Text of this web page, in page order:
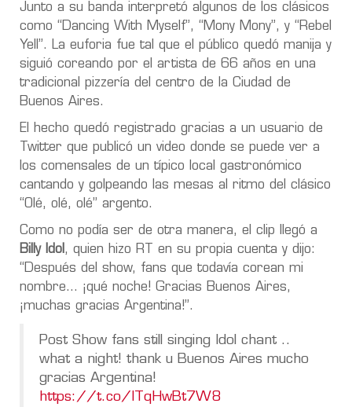
Junto a su banda interpretó algunos de los clásicos
como “Dancing With Myself”, “Mony Mony”, y “Rebel
Yell”. La euforia fue tal que el público quedó manija y
siguió coreando por el artista de 66 años en una
tradicional pizzería del centro de la Ciudad de
Buenos Aires.
El hecho quedó registrado gracias a un usuario de
Twitter que publicó un video donde se puede ver a
los comensales de un típico local gastronómico
cantando y golpeando las mesas al ritmo del clásico
“Olé, olé, olé” argento.
Como no podía ser de otra manera, el clip llegó a
Billy Idol , quien hizo RT en su propia cuenta y dijo:
“Después del show, fans que todavía corean mi
nombre… ¡qué noche! Gracias Buenos Aires,
¡muchas gracias Argentina!”.
Post Show fans still singing Idol chant ..
what a night! thank u Buenos Aires mucho
gracias Argentina!
https://t.co/ITqHwBt7W8